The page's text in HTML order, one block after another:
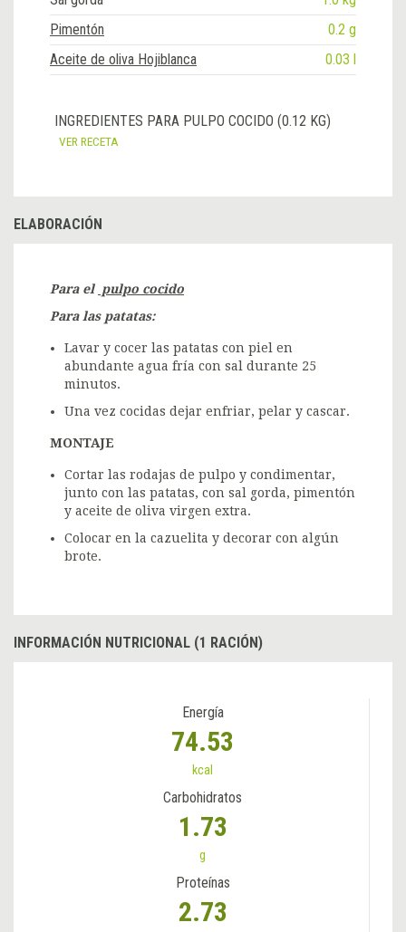
Pimentón
0.2 g
Aceite de oliva Hojiblanca
0.03 l
INGREDIENTES PARA PULPO COCIDO (0.12 KG)
VER RECETA
ELABORACIÓN
Para el pulpo cocido
Para las patatas:
Lavar y cocer las patatas con piel en
abundante agua fría con sal durante 25
minutos.
Una vez cocidas dejar enfriar, pelar y cascar.
MONTAJE
Cortar las rodajas de pulpo y condimentar,
junto con las patatas, con sal gorda, pimentón
y aceite de oliva virgen extra.
Colocar en la cazuelita y decorar con algún
brote.
INFORMACIÓN NUTRICIONAL (1 RACIÓN)
Energía
74.53
kcal
Carbohidratos
1.73
g
Proteínas
2.73